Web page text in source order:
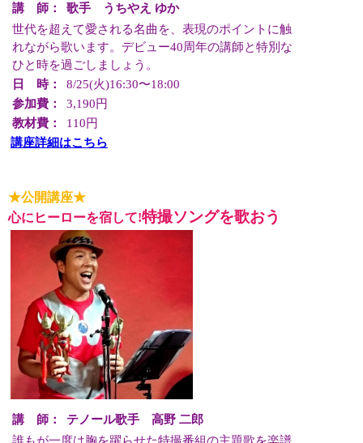
講 師：
歌手 うちやえ ゆか
世代を超えて愛される名曲を、表現のポイントに触
れながら歌います。デビュー40周年の講師と特別な
ひと時を過ごしましょう。
日 時：
8/25(火)16:30〜18:00
参加費：
3,190円
教材費：
110円
講座詳細はこちら
★公開講座★
心にヒーローを宿して!特撮ソングを歌おう
講 師：
テノール歌手 高野 二郎
誰もが一度は胸を躍らせた特撮番組の主題歌を楽譜